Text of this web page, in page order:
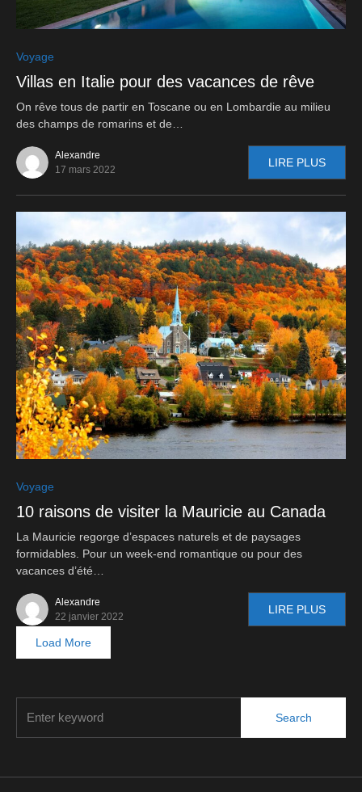
Voyage
Villas en Italie pour des vacances de rêve
On rêve tous de partir en Toscane ou en Lombardie au milieu
des champs de romarins et de…
Alexandre
17 mars 2022
LIRE PLUS
Voyage
10 raisons de visiter la Mauricie au Canada
La Mauricie regorge d’espaces naturels et de paysages
formidables. Pour un week-end romantique ou pour des
vacances d’été…
Alexandre
22 janvier 2022
LIRE PLUS
Load More
Search